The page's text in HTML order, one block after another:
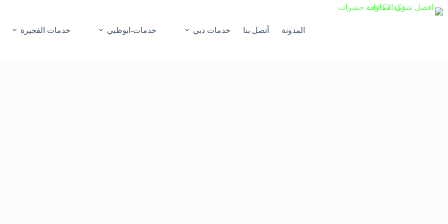
التجاوز
إلى
المدونة أتصل بنا خدمات دبي خدمات-ابوظبي خدمات الفجيرة